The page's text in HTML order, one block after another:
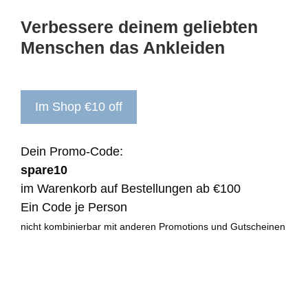
Verbessere deinem geliebten
Menschen das Ankleiden
Im Shop €10 off
Dein Promo-Code:
spare10
im Warenkorb auf Bestellungen ab €100
Ein Code je Person
nicht kombinierbar mit anderen Promotions und Gutscheinen